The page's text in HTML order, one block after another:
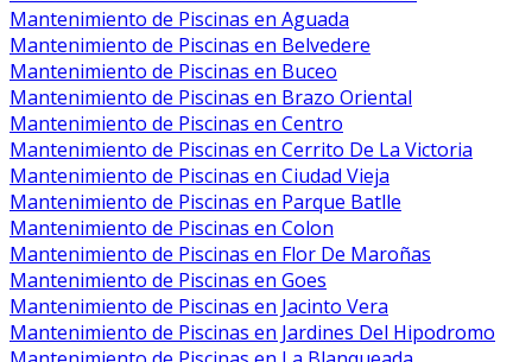
Mantenimiento de Piscinas en Aguada
Mantenimiento de Piscinas en Belvedere
Mantenimiento de Piscinas en Buceo
Mantenimiento de Piscinas en Brazo Oriental
Mantenimiento de Piscinas en Centro
Mantenimiento de Piscinas en Cerrito De La Victoria
Mantenimiento de Piscinas en Ciudad Vieja
Mantenimiento de Piscinas en Parque Batlle
Mantenimiento de Piscinas en Colon
Mantenimiento de Piscinas en Flor De Maroñas
Mantenimiento de Piscinas en Goes
Mantenimiento de Piscinas en Jacinto Vera
Mantenimiento de Piscinas en Jardines Del Hipodromo